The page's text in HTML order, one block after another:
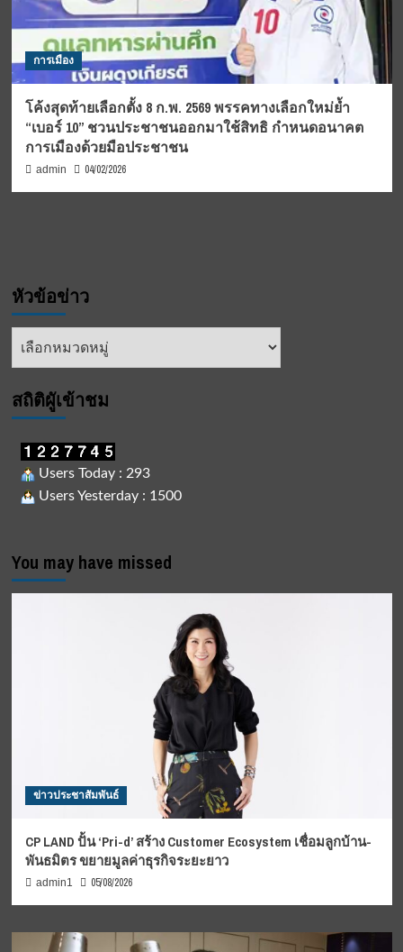
การเมือง
โค้งสุดท้ายเลือกตั้ง 8 ก.พ. 2569 พรรคทางเลือกใหม่ย้ำ
“เบอร์ 10” ชวนประชาชนออกมาใช้สิทธิ กำหนดอนาคต
การเมืองด้วยมือประชาชน
admin 04/02/2026
หัวข้อข่าว
หัวข้อ
สถิติผูัเข้าชม
Users Today : 293
Users Yesterday : 1500
You may have missed
ข่าวประชาสัมพันธ์
CP LAND ปั้น ‘Pri-d’ สร้าง Customer Ecosystem เชื่อมลูกบ้าน-
พันธมิตร ขยายมูลค่าธุรกิจระยะยาว
admin1 05/08/2026